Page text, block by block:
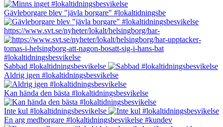
Gävleborgare blev "jävla borgare" #lokaltidningsbe
https://www.svt.se/nyheter/lokalt/helsingborg/har-
Sabbad #lokaltidningsbesvikelse
Aldrig igen #lokaltidningsbesvikelse
Kan hända den bästa #lokaltidningsbesvikelse
Inte kul #lokaltidningsbesvikelse
En arg medborgare #lokaltidningsbesvikelse #kundev